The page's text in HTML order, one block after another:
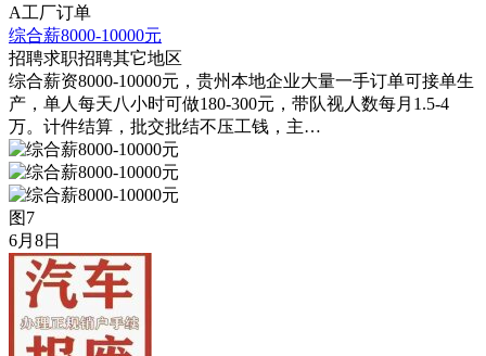
A工厂订单
综合薪8000-10000元
招聘求职招聘其它地区
综合薪资8000-10000元，贵州本地企业大量一手订单可接单生
产，单人每天八小时可做180-300元，带队视人数每月1.5-4
万。计件结算，批交批结不压工钱，主…
图7
6月8日